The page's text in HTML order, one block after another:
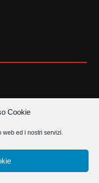
Cookie
web ed i nostri servizi.